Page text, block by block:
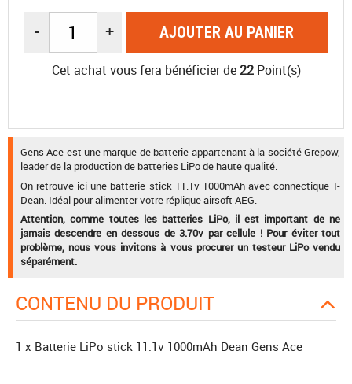
- + AJOUTER AU PANIER
Cet achat vous fera bénéficier de 22Point(s)
Gens Ace est une marque de batterie appartenant à la société Grepow,
leader de la production de batteries LiPo de haute qualité.
On retrouve ici une batterie stick 11.1v 1000mAh avec connectique T-
Dean. Idéal pour alimenter votre réplique airsoft AEG.
Attention, comme toutes les batteries LiPo, il est important de ne
jamais descendre en dessous de 3.70v par cellule ! Pour éviter tout
problème, nous vous invitons à vous procurer un testeur LiPo vendu
séparément.
CONTENU DU PRODUIT
1 x Batterie LiPo stick 11.1v 1000mAh Dean Gens Ace